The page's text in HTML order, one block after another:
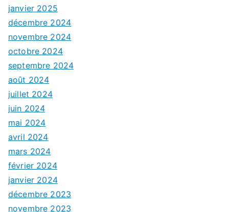
janvier 2025
décembre 2024
novembre 2024
octobre 2024
septembre 2024
août 2024
juillet 2024
juin 2024
mai 2024
avril 2024
mars 2024
février 2024
janvier 2024
décembre 2023
novembre 2023